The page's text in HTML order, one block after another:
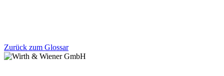
Zurück zum Glossar